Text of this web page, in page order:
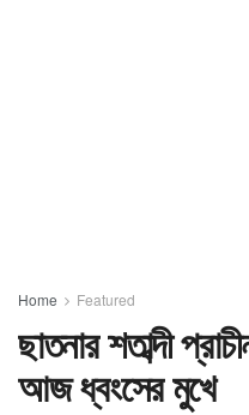
Home Featured
ছাতনার শতাব্দী
আজ ধ্বংসের মুখে